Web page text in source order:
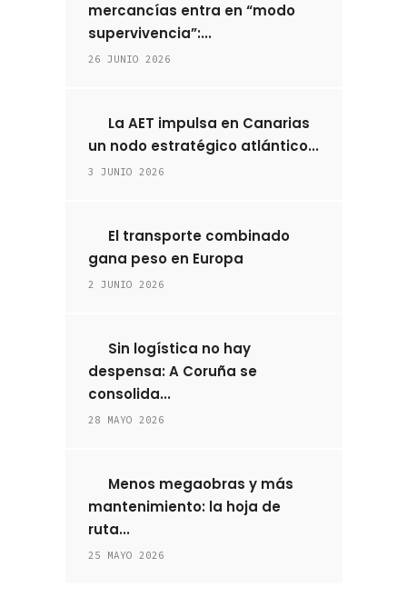
mercancías entra en “modo
supervivencia”:...
26 JUNIO 2026
La AET impulsa en Canarias
un nodo estratégico atlántico...
3 JUNIO 2026
El transporte combinado
gana peso en Europa
2 JUNIO 2026
Sin logística no hay
despensa: A Coruña se
consolida...
28 MAYO 2026
Menos megaobras y más
mantenimiento: la hoja de
ruta...
25 MAYO 2026